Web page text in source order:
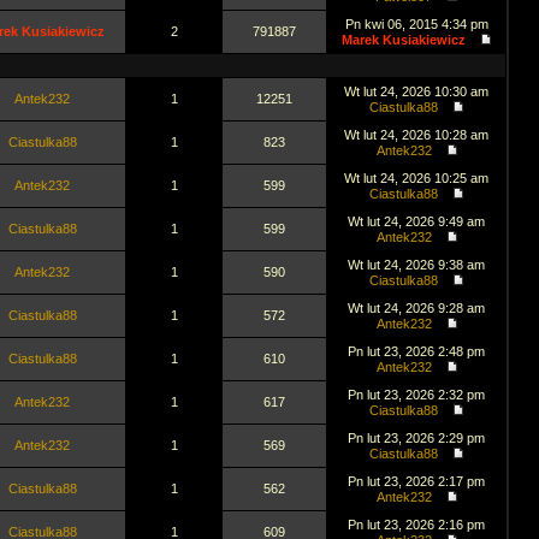
Kusiakiewicz 2 791887
Pn kwi 06, 2015 4:34 pm
Marek Kusiakiewicz
Antek232 1 12251
Wt lut 24, 2026 10:30 am
Ciastulka88
Ciastulka88 1 823
Wt lut 24, 2026 10:28 am
Antek232
Antek232 1 599
Wt lut 24, 2026 10:25 am
Ciastulka88
Ciastulka88 1 599
Wt lut 24, 2026 9:49 am
Antek232
Antek232 1 590
Wt lut 24, 2026 9:38 am
Ciastulka88
Ciastulka88 1 572
Wt lut 24, 2026 9:28 am
Antek232
Ciastulka88 1 610
Pn lut 23, 2026 2:48 pm
Antek232
Antek232 1 617
Pn lut 23, 2026 2:32 pm
Ciastulka88
Antek232 1 569
Pn lut 23, 2026 2:29 pm
Ciastulka88
Ciastulka88 1 562
Pn lut 23, 2026 2:17 pm
Antek232
Ciastulka88 1 609
Pn lut 23, 2026 2:16 pm